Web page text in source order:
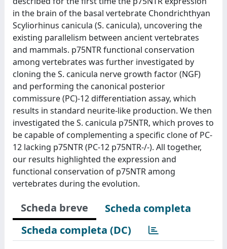
in the brain of the basal vertebrate Chondrichthyan
Scyliorhinus canicula (S. canicula), uncovering the
existing parallelism between ancient vertebrates
and mammals. p75NTR functional conservation
among vertebrates was further investigated by
cloning the S. canicula nerve growth factor (NGF)
and performing the canonical posterior
commissure (PC)-12 differentiation assay, which
results in standard neurite-like production. We then
investigated the S. canicula p75NTR, which proves to
be capable of complementing a specific clone of PC-
12 lacking p75NTR (PC-12 p75NTR-/-). All together,
our results highlighted the expression and
functional conservation of p75NTR among
vertebrates during the evolution.
Scheda breve
Scheda completa
Scheda completa (DC)